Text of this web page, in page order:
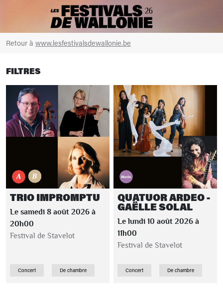
Retour à www.lesfestivalsdewallonie.be
FILTRES
TRIO IMPROMPTU
Le samedi 8 août 2026 à
20h00
Festival de Stavelot
Concert De chambre
QUATUOR ARDEO -
GAËLLE SOLAL
Le lundi 10 août 2026 à
11h00
Festival de Stavelot
Concert De chambre